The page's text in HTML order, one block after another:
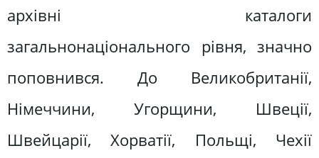
архівні каталоги
загальнонаціонального рівня, значно
поповнився. До Великобританії,
Німеччини, Угорщини, Швеції,
Швейцарії, Хорватії, Польщі, Чехії